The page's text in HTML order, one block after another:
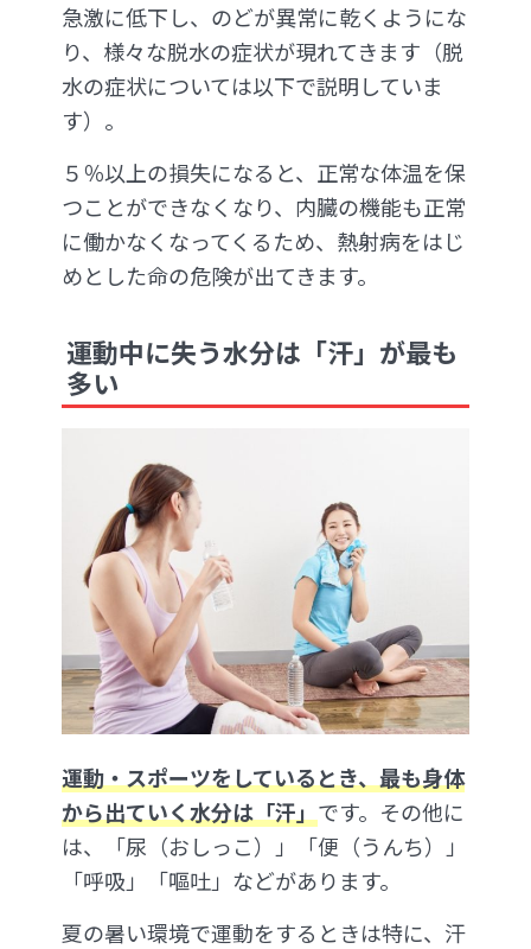
急激に低下し、のどが異常に乾くようにな
り、様々な脱水の症状が現れてきます（脱
水の症状については以下で説明していま
す）。
５％以上の損失になると、正常な体温を保
つことができなくなり、内臓の機能も正常
に働かなくなってくるため、熱射病をはじ
めとした命の危険が出てきます。
運動中に失う水分は「汗」が最も
多い
運動・スポーツをしているとき、最も身体
から出ていく水分は「汗」 です。その他に
は、「尿（おしっこ）」「便（うんち）」
「呼吸」「嘔吐」などがあります。
夏の暑い環境で運動をするときは特に、汗